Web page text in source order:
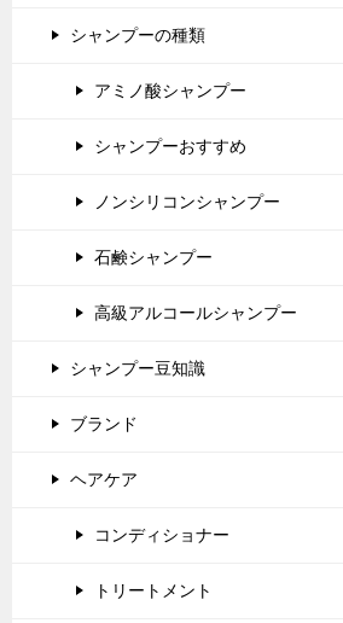
シャンプーの種類
アミノ酸シャンプー
シャンプーおすすめ
ノンシリコンシャンプー
石鹸シャンプー
高級アルコールシャンプー
シャンプー豆知識
ブランド
ヘアケア
コンディショナー
トリートメント